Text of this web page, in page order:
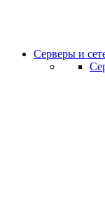
Серверы и